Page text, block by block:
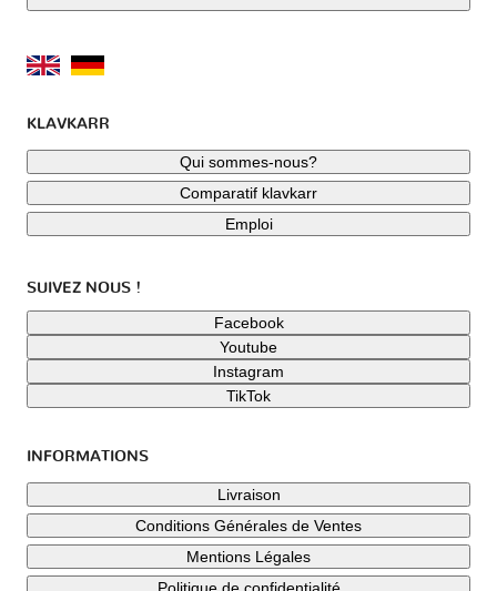
KLAVKARR
Qui sommes-nous?
Comparatif klavkarr
Emploi
SUIVEZ NOUS !
Facebook
Youtube
Instagram
TikTok
INFORMATIONS
Livraison
Conditions Générales de Ventes
Mentions Légales